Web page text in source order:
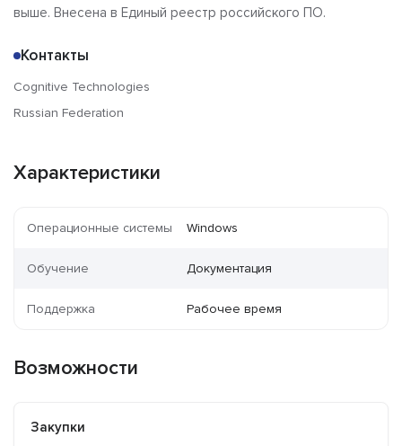
выше. Внесена в Единый реестр российского ПО.
Контакты
Cognitive Technologies
Russian Federation
Характеристики
Операционные системы Windows
Обучение Документация
Поддержка Рабочее время
Возможности
Закупки